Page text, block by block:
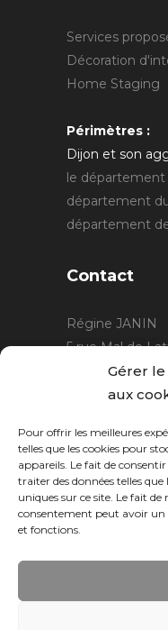
Gérer
aux
Pour offrir les meilleures
telles que les cookies pour
appareils. Le fait de
traiter des données telles
uniques sur ce site. Le fait
consentement peut avoir un
et fonctions.
Services
Décoration
Home Staging
Périmètres :
Dijon et son
le département
département
département
Contact
Régine JANIN
5 rue Mal de
21220 Gevrey
06 15 15 80 29
Horaires :sur